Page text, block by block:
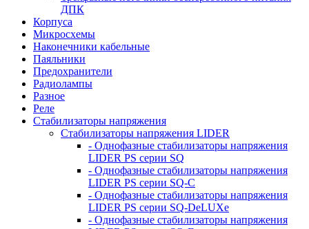
ДПК
Корпуса
Микросхемы
Наконечники кабельные
Паяльники
Предохранители
Радиолампы
Разное
Реле
Стабилизаторы напряжения
Стабилизаторы напряжения LIDER
- Однофазные стабилизаторы напряжения
LIDER PS серии SQ
- Однофазные стабилизаторы напряжения
LIDER PS серии SQ-C
- Однофазные стабилизаторы напряжения
LIDER PS серии SQ-DeLUXe
- Однофазные стабилизаторы напряжения